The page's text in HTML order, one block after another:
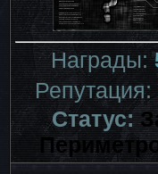
Награды:
Репутация:
Статус: